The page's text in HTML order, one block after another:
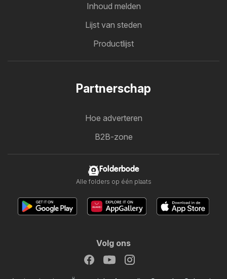
Inhoud melden
Lijst van steden
Productlijst
Partnerschap
Hoe adverteren
B2B-zone
Folderbode
Alle folders op één plaats
Volg ons